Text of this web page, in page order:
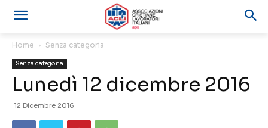
Home Senza categoria
Senza categoria
Lunedì 12 dicembre 2016
12 Dicembre 2016